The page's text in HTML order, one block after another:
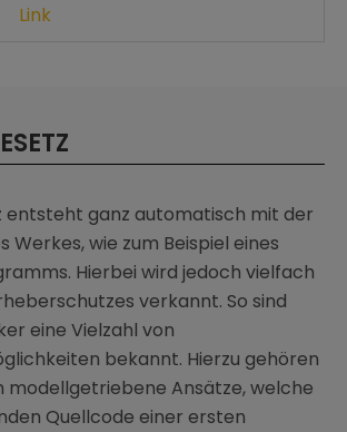
Link
entsteht ganz automatisch mit der
Werkes, wie zum Beispiel eines
Hierbei wird jedoch vielfach
verkannt. So sind
eine Vielzahl von
bekannt. Hierzu gehören
Ansätze, welche
Quellcode einer ersten